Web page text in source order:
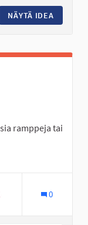
NÄYTÄ IDEA
ramppeja tai
0